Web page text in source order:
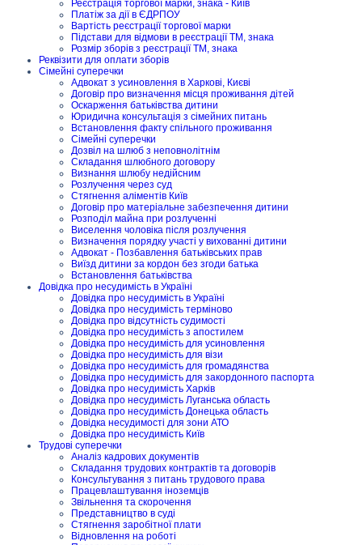
Реєстрація торгової марки, знака - Київ
Платіж за дії в ЄДРПОУ
Вартість реєстрації торгової марки
Підстави для відмови в реєстрації ТМ, знака
Розмір зборів з реєстрації ТМ, знака
Реквізити для оплати зборів
Сімейні суперечки
Адвокат з усиновлення в Харкові, Києві
Договір про визначення місця проживання дітей
Оскарження батьківства дитини
Юридична консультація з сімейних питань
Встановлення факту спільного проживання
Сімейні суперечки
Дозвіл на шлюб з неповнолітнім
Складання шлюбного договору
Визнання шлюбу недійсним
Розлучення через суд
Стягнення аліментів Київ
Договір про матеріальне забезпечення дитини
Розподіл майна при розлученні
Виселення чоловіка після розлучення
Визначення порядку участі у вихованні дитини
Адвокат - Позбавлення батьківських прав
Виїзд дитини за кордон без згоди батька
Встановлення батьківства
Довідка про несудимість в Україні
Довідка про несудимість в Україні
Довідка про несудимість терміново
Довідка про відсутність судимості
Довідка про несудимість з апостилем
Довідка про несудимість для усиновлення
Довідка про несудимість для візи
Довідка про несудимість для громадянства
Довідка про несудимість для закордонного паспорта
Довідка про несудимість Харків
Довідка про несудимість Луганська область
Довідка про несудимість Донецька область
Довідка несудимості для зони АТО
Довідка про несудимість Київ
Трудові суперечки
Аналіз кадрових документів
Складання трудових контрактів та договорів
Консультування з питань трудового права
Працевлаштування іноземців
Звільнення та скорочення
Представництво в суді
Стягнення заробітної плати
Відновлення на роботі